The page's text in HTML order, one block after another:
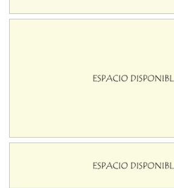
COBERTURA ESPECIAL DE E-KART.COM.AR
Ciudad de Trenque Lauquen (Asfalto)